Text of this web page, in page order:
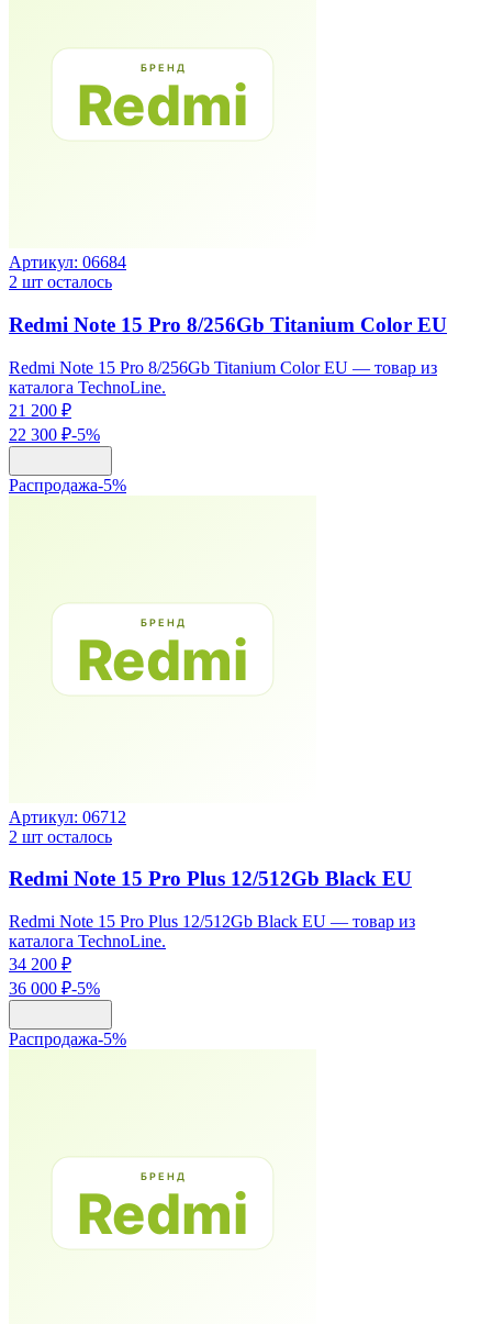
Артикул: 06684
2 шт осталось
Redmi Note 15 Pro 8/256Gb Titanium Color EU
Redmi Note 15 Pro 8/256Gb Titanium Color EU — товар из
каталога TechnoLine.
21 200 ₽
22 300 ₽-5%
Распродажа-5%
Артикул: 06712
2 шт осталось
Redmi Note 15 Pro Plus 12/512Gb Black EU
Redmi Note 15 Pro Plus 12/512Gb Black EU — товар из
каталога TechnoLine.
34 200 ₽
36 000 ₽-5%
Распродажа-5%